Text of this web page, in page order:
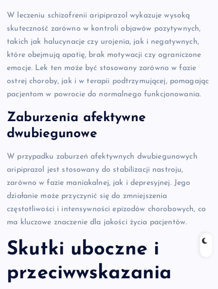
W leczeniu schizofrenii aripiprazol wykazuje wysoką
skuteczność zarówno w kontroli objawów pozytywnych,
takich jak halucynacje czy urojenia, jak i negatywnych,
które obejmują apatię, brak motywacji czy ograniczone
emocje. Lek ten może być stosowany zarówno w fazie
ostrej choroby, jak i w terapii podtrzymującej, pomagając
pacjentom w powrocie do normalnego funkcjonowania.
Zaburzenia afektywne
dwubiegunowe
W przypadku zaburzeń afektywnych dwubiegunowych
aripiprazol jest stosowany do stabilizacji nastroju,
zarówno w fazie maniakalnej, jak i depresyjnej. Jego
działanie może przyczynić się do zmniejszenia
częstotliwości i intensywności epizodów chorobowych, co
ma kluczowe znaczenie dla jakości życia pacjentów.
Skutki uboczne i
przeciwwskazania